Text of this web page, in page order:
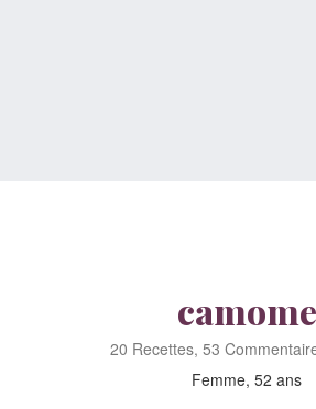
camome
20 Recettes, 53
Femme, 52 ans